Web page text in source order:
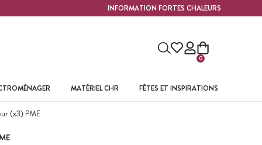
INFORMATION FORTES CHALEURS
0
MATÉRIEL CHR FÊTES ET INSPIRATIONS
(x3) PME